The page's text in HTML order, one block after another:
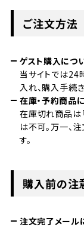
ご注文方法
ゲスト購入につ
当サイトでは24
入れ、購入手続
在庫・予約商品
在庫切れ商品は
は不可。万一、
す。
購入前の注
注文完了メール